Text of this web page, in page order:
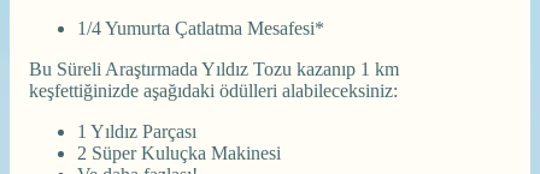
1/4 Yumurta Çatlatma Mesafesi*
Bu Süreli Araştırmada Yıldız Tozu kazanıp 1 km
keşfettiğinizde aşağıdaki ödülleri alabileceksiniz:
1 Yıldız Parçası
2 Süper Kuluçka Makinesi